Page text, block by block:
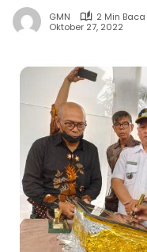
GMN
2 Min Baca
Oktober 27, 2022